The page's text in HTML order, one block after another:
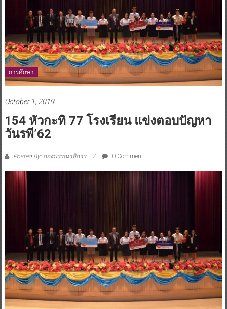
การศึกษา
October 1, 2019
154 หัวกะทิ 77 โรงเรียน แข่งตอบปัญหา
วันรพี’62
Posted By: กองบรรณาธิการ 0 Comment